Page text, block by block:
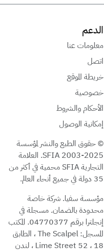
الدعم
معلومات عنا
اتصل
خريطة الموقع
خصوصية
الأحكام والشروط
إمكانية الوصول
© حقوق الطبع والنشر لمؤسسة
SFIA 2003-2025. العلامة
التجارية SFIA محمية في أكثر من
35 دولة في جميع أنحاء العالم.
مؤسسة سفيا. شركة خاصة
محدودة بالضمان. مسجلة في
إنجلترا برقم 04770377. المكتب
المسجل: The Scalpel ، الطابق
18 ، 52 Lime Street ، لندن